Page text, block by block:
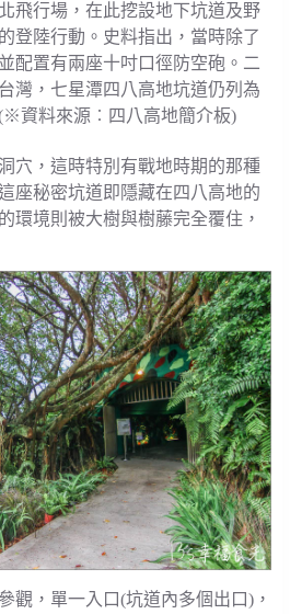
飛行場，在此挖設地下坑道及野
登陸行動。史料指出，當時除了
配置有兩座十吋口徑防空砲。二
灣，七星潭四八高地坑道仍列為
資料來源︰四八高地簡介板)
穴，這時特別有戰地時期的那種
座秘密坑道即隱藏在四八高地的
環境則被大樹與樹藤完全覆住，
觀，單一入口(坑道內多個出口)，